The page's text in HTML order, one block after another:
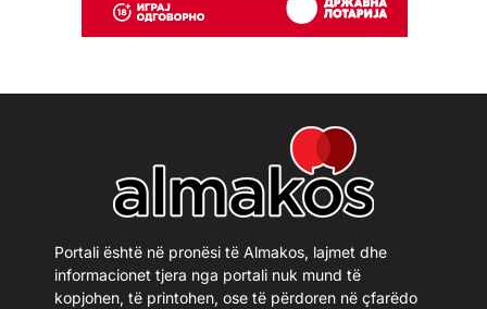
Portali është në pronësi të Almakos, lajmet dhe
informacionet tjera nga portali nuk mund të
kopjohen, të printohen, ose të përdoren në çfarëdo